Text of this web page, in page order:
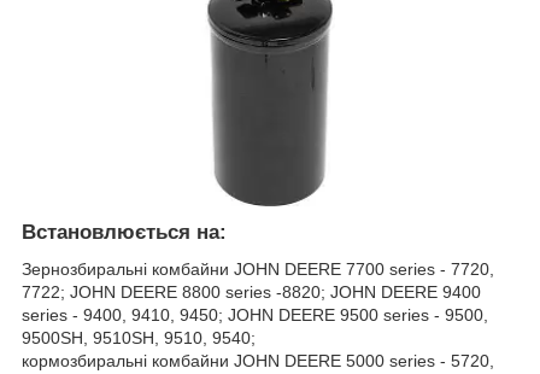
Встановлюється на:
Зернозбиральні комбайни JOHN DEERE 7700 series - 7720,
7722; JOHN DEERE 8800 series -8820; JOHN DEERE 9400
series - 9400, 9410, 9450; JOHN DEERE 9500 series - 9500,
9500SH, 9510SH, 9510, 9540;
кормозбиральні комбайни JOHN DEERE 5000 series - 5720,